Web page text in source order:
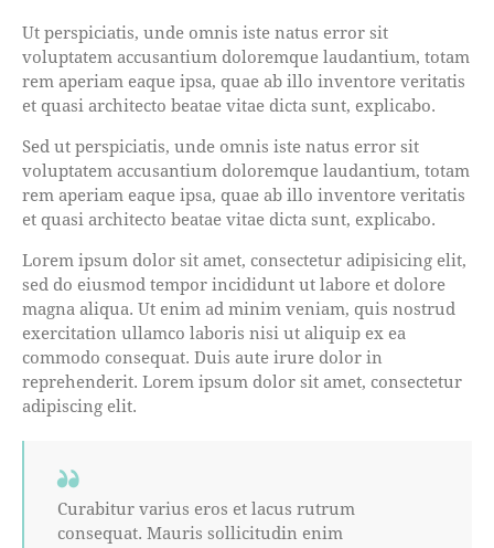
Ut perspiciatis, unde omnis iste natus error sit
voluptatem accusantium doloremque laudantium, totam
rem aperiam eaque ipsa, quae ab illo inventore veritatis
et quasi architecto beatae vitae dicta sunt, explicabo.
Sed ut perspiciatis, unde omnis iste natus error sit
voluptatem accusantium doloremque laudantium, totam
rem aperiam eaque ipsa, quae ab illo inventore veritatis
et quasi architecto beatae vitae dicta sunt, explicabo.
Lorem ipsum dolor sit amet, consectetur adipisicing elit,
sed do eiusmod tempor incididunt ut labore et dolore
magna aliqua. Ut enim ad minim veniam, quis nostrud
exercitation ullamco laboris nisi ut aliquip ex ea
commodo consequat. Duis aute irure dolor in
reprehenderit. Lorem ipsum dolor sit amet, consectetur
adipiscing elit.
Curabitur varius eros et lacus rutrum
consequat. Mauris sollicitudin enim